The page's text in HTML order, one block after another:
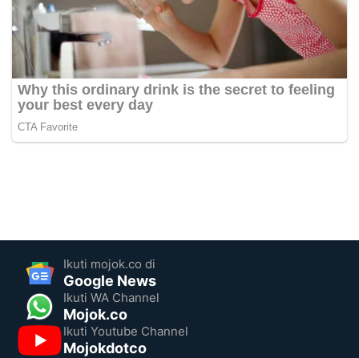
Ikuti mojok.co di
Google News
Ikuti WA Channel
Mojok.co
Ikuti Youtube Channel
Mojokdotco